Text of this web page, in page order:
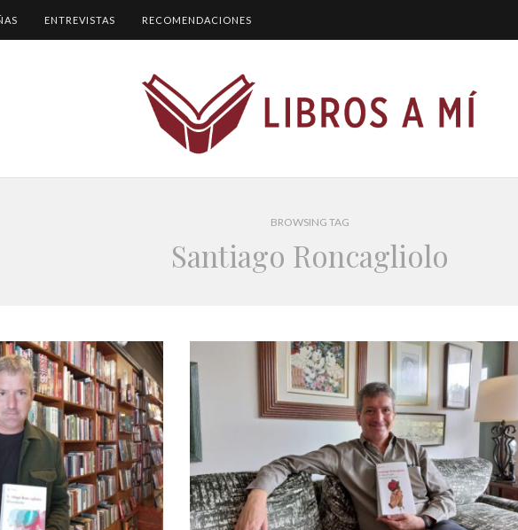
ENTREVISTAS RECOMENDACIONES
BROWSING TAG
Santiago Roncagliolo